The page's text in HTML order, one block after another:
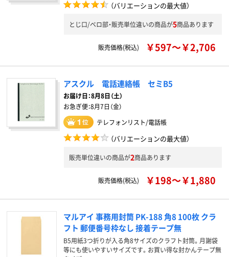
（バリエーションの最大値）
とじ口/ベロ部・販売単位違いの商品が5商品あります
販売価格(税込) ￥597～￥2,706
アスクル 電話連絡帳 セミB5
お届け日：8月8日（土）
お急ぎ便：8月7日（金）
テレフォンリスト/電話帳
（バリエーションの最大値）
販売単位違いの商品が2商品あります
販売価格(税込) ￥198～￥1,880
マルアイ 事務用封筒 PK-188 角8 100枚 クラ
フト 郵便番号枠なし 接着テープ無
B5用紙3つ折りが入る角8サイズのクラフト封筒。月謝袋
等にも使いやすいサイズです。お買い得な封かんテープ無